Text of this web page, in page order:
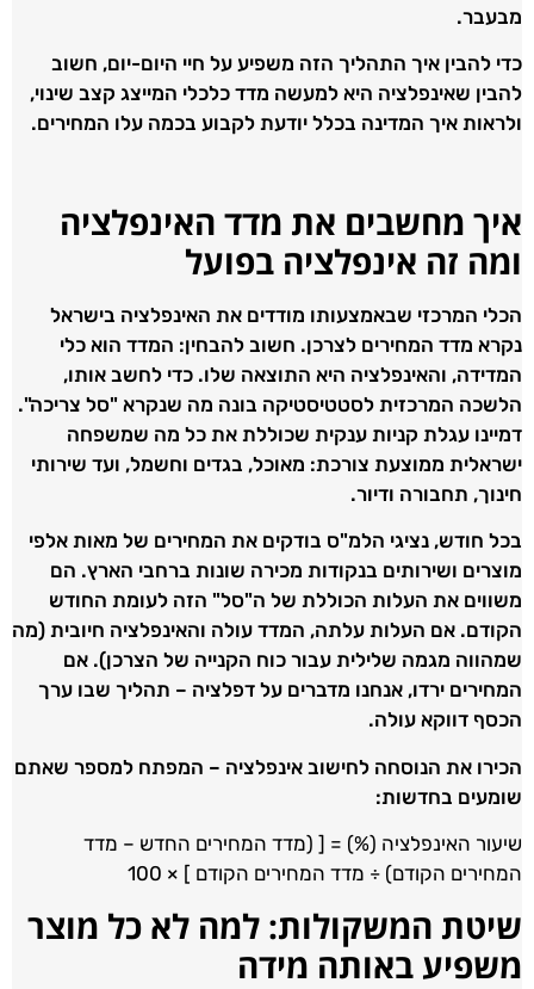
מבעבר.
כדי להבין איך התהליך הזה משפיע על חיי היום-יום, חשוב
להבין שאינפלציה היא למעשה מדד כלכלי המייצג קצב שינוי,
ולראות איך המדינה בכלל יודעת לקבוע בכמה עלו המחירים.
איך מחשבים את מדד האינפלציה
ומה זה אינפלציה בפועל
הכלי המרכזי שבאמצעותו מודדים את האינפלציה בישראל
נקרא מדד המחירים לצרכן. חשוב להבחין: המדד הוא כלי
המדידה, והאינפלציה היא התוצאה שלו. כדי לחשב אותו,
הלשכה המרכזית לסטטיסטיקה בונה מה שנקרא "סל צריכה".
דמיינו עגלת קניות ענקית שכוללת את כל מה שמשפחה
ישראלית ממוצעת צורכת: מאוכל, בגדים וחשמל, ועד שירותי
חינוך, תחבורה ודיור.
בכל חודש, נציגי הלמ"ס בודקים את המחירים של מאות אלפי
מוצרים ושירותים בנקודות מכירה שונות ברחבי הארץ. הם
משווים את העלות הכוללת של ה"סל" הזה לעומת החודש
הקודם. אם העלות עלתה, המדד עולה והאינפלציה חיובית (מה
שמהווה מגמה שלילית עבור כוח הקנייה של הצרכן). אם
המחירים ירדו, אנחנו מדברים על דפלציה – תהליך שבו ערך
הכסף דווקא עולה.
הכירו את הנוסחה לחישוב אינפלציה – המפתח למספר שאתם
שומעים בחדשות:
שיעור האינפלציה (%) = [ (מדד המחירים החדש – מדד
המחירים הקודם) ÷ מדד המחירים הקודם ] × 100
שיטת המשקולות: למה לא כל מוצר
משפיע באותה מידה